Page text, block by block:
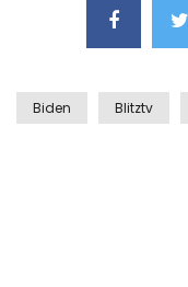
Biden Blitztv